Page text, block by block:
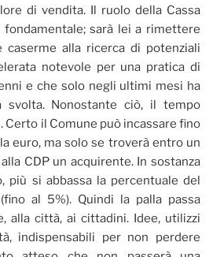
di vendita. Il ruolo della Cassa
sarà lei a rimettere
alla ricerca di potenziali
notevole per una pratica di
e che solo negli ultimi mesi ha
svolta. Nonostante ciò, il tempo
Certo il Comune può incassare fino
euro, ma solo se troverà entro un
CDP un acquirente. In sostanza
più si abbassa la percentuale del
al 5%). Quindi la palla passa
alla città, ai cittadini. Idee, utilizzi
indispensabili per non perdere